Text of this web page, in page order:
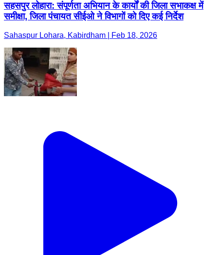
सहसपुर लोहारा: संपूर्णता अभियान के कार्यों की जिला सभाकक्ष में
समीक्षा, जिला पंचायत सीईओ ने विभागों को दिए कई निर्देश
Sahaspur Lohara, Kabirdham | Feb 18, 2026